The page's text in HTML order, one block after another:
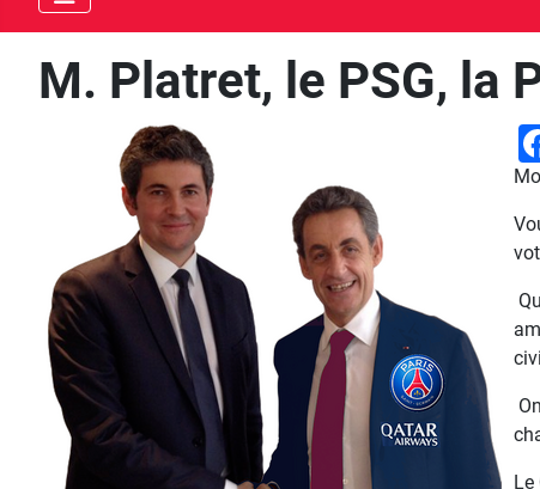
M. Platret, le PSG, la
Le